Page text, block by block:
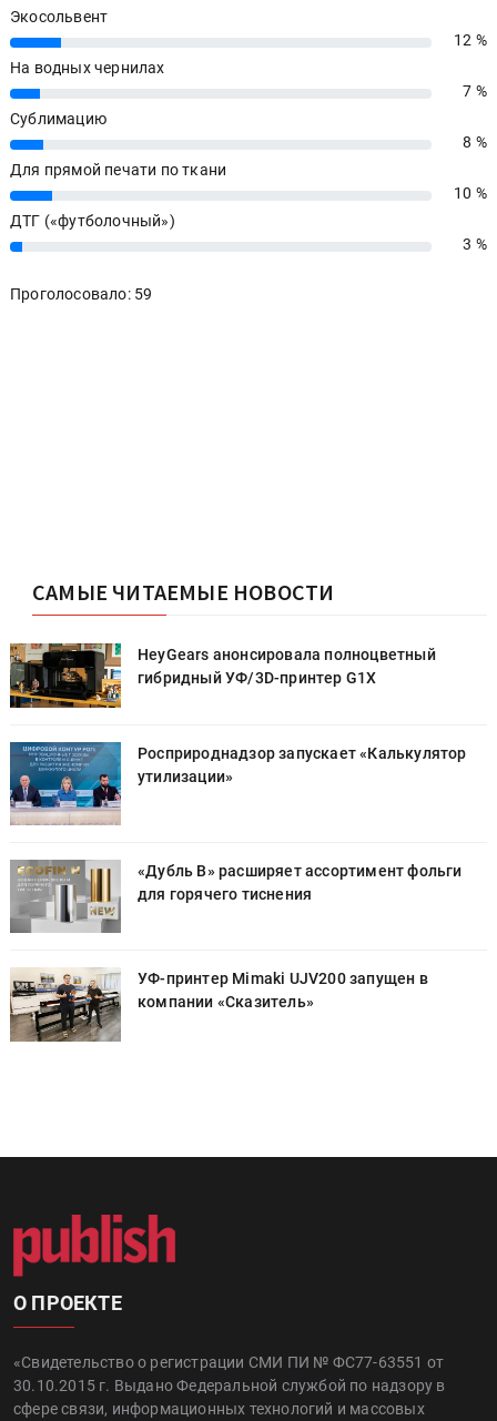
Экосольвент
12%
12 %
На водных чернилах
7%
7 %
Сублимацию
8%
8 %
Для прямой печати по ткани
10%
10 %
ДТГ («футболочный»)
3% 3 %
Проголосовало: 59
САМЫЕ ЧИТАЕМЫЕ НОВОСТИ
HeyGears анонсировала полноцветный
гибридный УФ/3D-принтер G1X
Росприроднадзор запускает «Калькулятор
утилизации»
«Дубль В» расширяет ассортимент фольги
для горячего тиснения
УФ-принтер Mimaki UJV200 запущен в
компании «Сказитель»
О ПРОЕКТЕ
«Свидетельство о регистрации СМИ ПИ № ФС77-63551 от
30.10.2015 г. Выдано Федеральной службой по надзору в
сфере связи, информационных технологий и массовых